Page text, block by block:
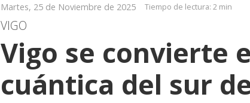
Martes, 25 de Noviembre de 2025 Tiempo de lectura: 2 min
VIGO
Vigo se convierte
cuántica del sur